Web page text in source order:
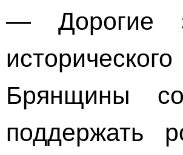
— Дорогие
Брянщины
поддержать